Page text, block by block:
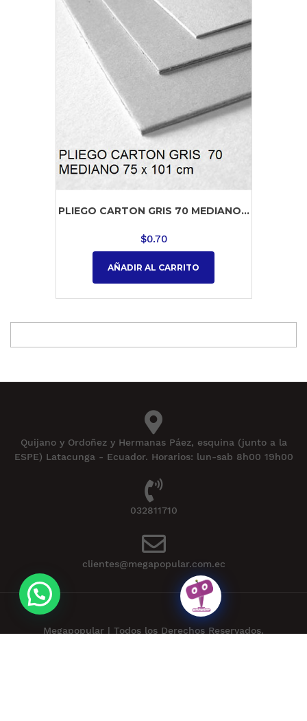
PLIEGO CARTON GRIS 70 MEDIANO...
$0.70
AÑADIR AL CARRITO
Quijano y Ordoñez y Hermanas Páez, esquina (junto a la
ESPE) Latacunga - Ecuador. Horarios: lun-sab 8h00 19h00
032811710
clientes@megapopular.com.ec
Megapopular | Todos los Derechos Reservados.